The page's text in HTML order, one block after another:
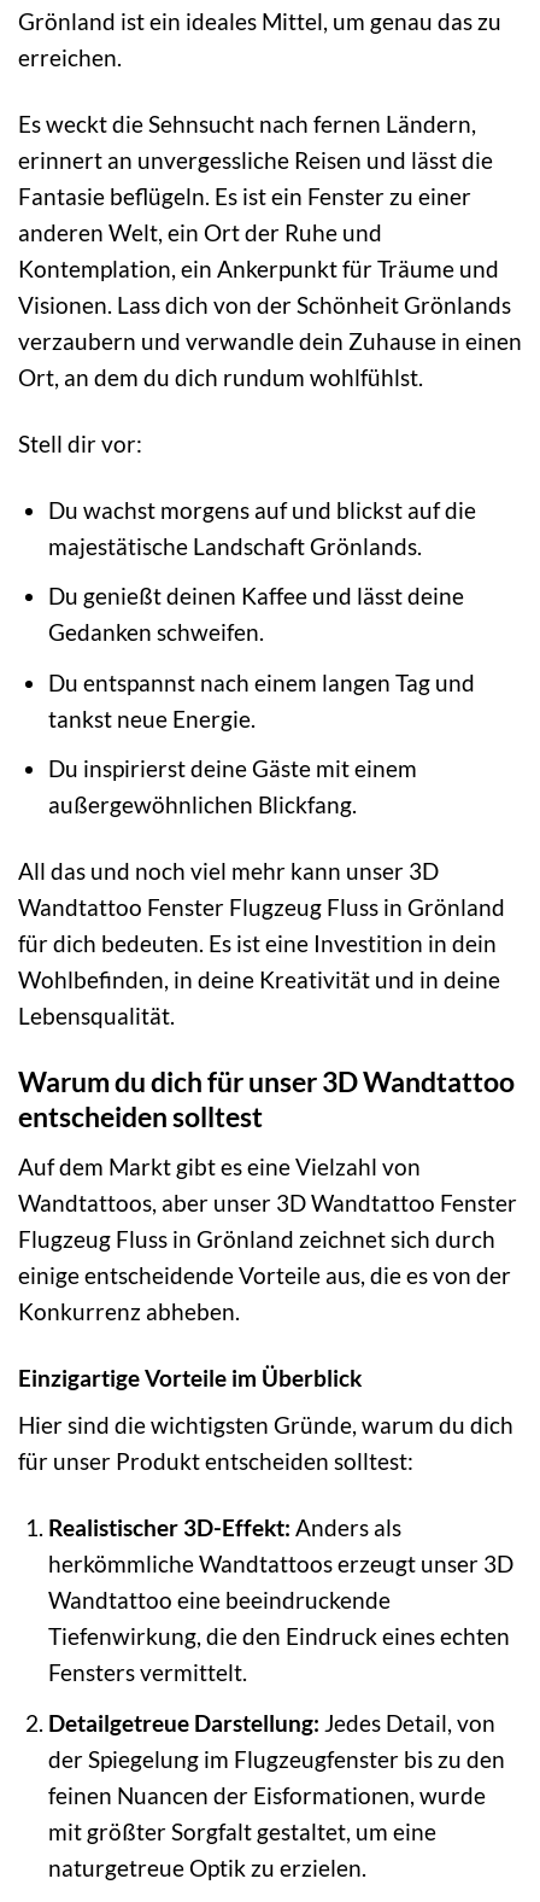
Grönland ist ein ideales Mittel, um genau das zu
erreichen.
Es weckt die Sehnsucht nach fernen Ländern,
erinnert an unvergessliche Reisen und lässt die
Fantasie beflügeln. Es ist ein Fenster zu einer
anderen Welt, ein Ort der Ruhe und
Kontemplation, ein Ankerpunkt für Träume und
Visionen. Lass dich von der Schönheit Grönlands
verzaubern und verwandle dein Zuhause in einen
Ort, an dem du dich rundum wohlfühlst.
Stell dir vor:
Du wachst morgens auf und blickst auf die
majestätische Landschaft Grönlands.
Du genießt deinen Kaffee und lässt deine
Gedanken schweifen.
Du entspannst nach einem langen Tag und
tankst neue Energie.
Du inspirierst deine Gäste mit einem
außergewöhnlichen Blickfang.
All das und noch viel mehr kann unser 3D
Wandtattoo Fenster Flugzeug Fluss in Grönland
für dich bedeuten. Es ist eine Investition in dein
Wohlbefinden, in deine Kreativität und in deine
Lebensqualität.
Warum du dich für unser 3D Wandtattoo
entscheiden solltest
Auf dem Markt gibt es eine Vielzahl von
Wandtattoos, aber unser 3D Wandtattoo Fenster
Flugzeug Fluss in Grönland zeichnet sich durch
einige entscheidende Vorteile aus, die es von der
Konkurrenz abheben.
Einzigartige Vorteile im Überblick
Hier sind die wichtigsten Gründe, warum du dich
für unser Produkt entscheiden solltest:
Realistischer 3D-Effekt: Anders als
herkömmliche Wandtattoos erzeugt unser 3D
Wandtattoo eine beeindruckende
Tiefenwirkung, die den Eindruck eines echten
Fensters vermittelt.
Detailgetreue Darstellung: Jedes Detail, von
der Spiegelung im Flugzeugfenster bis zu den
feinen Nuancen der Eisformationen, wurde
mit größter Sorgfalt gestaltet, um eine
naturgetreue Optik zu erzielen.